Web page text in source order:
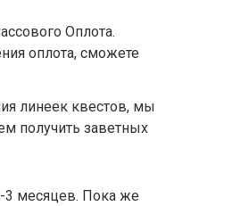
Оплота.
оплота, сможете
линеек квестов, мы
получить заветных
3 месяцев. Пока же